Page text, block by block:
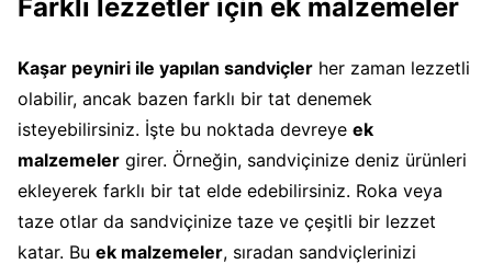
Farklı lezzetler için ek malzemeler
Kaşar peyniri ile yapılan sandviçler her zaman lezzetli
olabilir, ancak bazen farklı bir tat denemek
isteyebilirsiniz. İşte bu noktada devreye ek
malzemeler girer. Örneğin, sandviçinize deniz ürünleri
ekleyerek farklı bir tat elde edebilirsiniz. Roka veya
taze otlar da sandviçinize taze ve çeşitli bir lezzet
katar. Bu ek malzemeler, sıradan sandviçlerinizi